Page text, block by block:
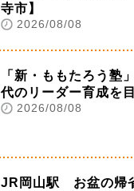
寺市】
2026/08/08
「新・ももたろう
代のリーダー育成を
2026/08/08
JR岡山駅 お盆の帰